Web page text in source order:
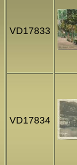
VD17833
VD17834